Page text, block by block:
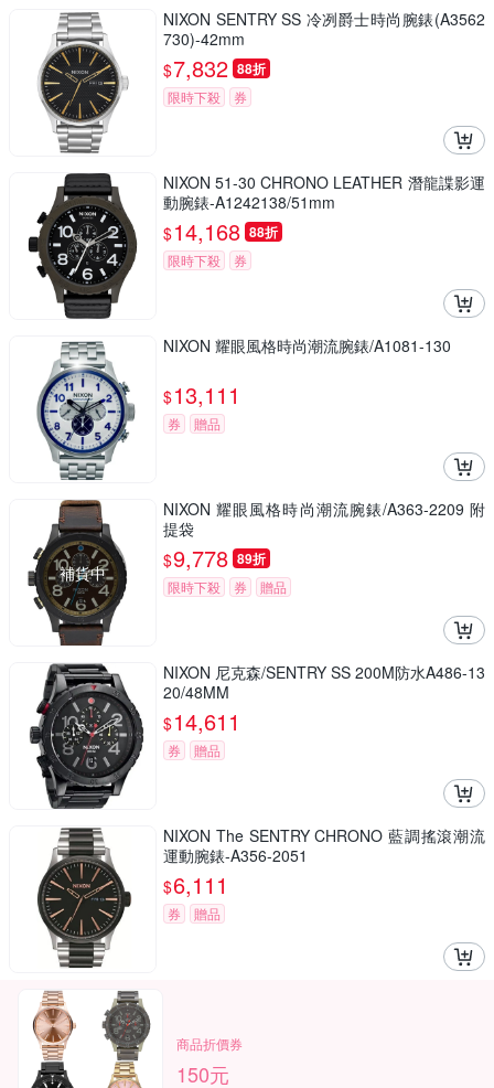
NIXON SENTRY SS 冷冽爵士時尚腕錶(A3562
730)-42mm
$7,832 88折
限時下殺 券
NIXON 51-30 CHRONO LEATHER 潛龍諜影運
動腕錶-A1242138/51mm
$14,168 88折
限時下殺 券
NIXON 耀眼風格時尚潮流腕錶/A1081-130
$13,111
券 贈品
補貨中
NIXON 耀眼風格時尚潮流腕錶/A363-2209 附
提袋
$9,778 89折
限時下殺 券 贈品
NIXON 尼克森/SENTRY SS 200M防水A486-13
20/48MM
$14,611
券 贈品
NIXON The SENTRY CHRONO 藍調搖滾潮流
運動腕錶-A356-2051
$6,111
券 贈品
商品折價券
150元